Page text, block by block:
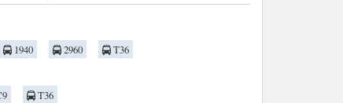
1940 2960
T36
T36